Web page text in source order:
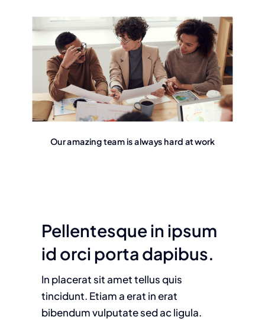
Our amazing team is always hard at work
Pellentesque in ipsum
id orci porta dapibus.
In placerat sit amet tellus quis
tincidunt. Etiam a erat in erat
bibendum vulputate sed ac ligula.